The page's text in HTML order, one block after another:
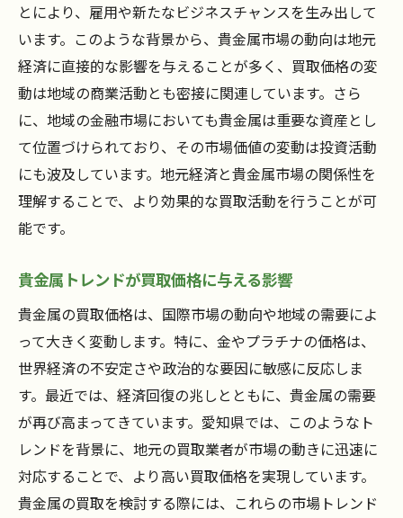
とにより、雇用や新たなビジネスチャンスを生み出して
います。このような背景から、貴金属市場の動向は地元
経済に直接的な影響を与えることが多く、買取価格の変
動は地域の商業活動とも密接に関連しています。さら
に、地域の金融市場においても貴金属は重要な資産とし
て位置づけられており、その市場価値の変動は投資活動
にも波及しています。地元経済と貴金属市場の関係性を
理解することで、より効果的な買取活動を行うことが可
能です。
貴金属トレンドが買取価格に与える影響
貴金属の買取価格は、国際市場の動向や地域の需要によ
って大きく変動します。特に、金やプラチナの価格は、
世界経済の不安定さや政治的な要因に敏感に反応しま
す。最近では、経済回復の兆しとともに、貴金属の需要
が再び高まってきています。愛知県では、このようなト
レンドを背景に、地元の買取業者が市場の動きに迅速に
対応することで、より高い買取価格を実現しています。
貴金属の買取を検討する際には、これらの市場トレンド